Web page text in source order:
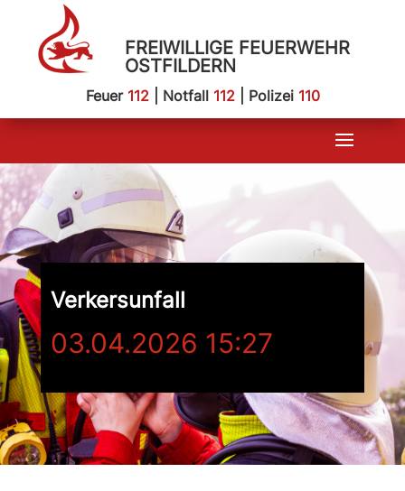
FREIWILLIGE FEUERWEHR
OSTFILDERN
Feuer 112| Notfall 112| Polizei 110
Verkersunfall
03.04.2026 15:27